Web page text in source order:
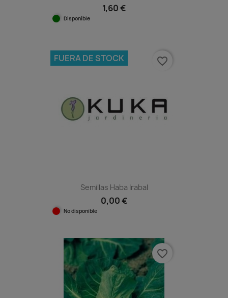
1,60 €
Disponible
Semillas Haba Irabal
0,00 €
No disponible
FUERA DE STOCK favorite_border
favorite_border